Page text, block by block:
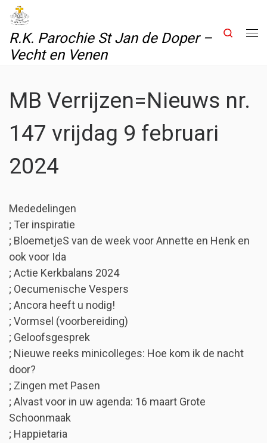
Skip to content
R.K. Parochie St Jan de Doper –
Vecht en Venen
Search
MB Verrijzen=Nieuws nr.
147 vrijdag 9 februari
2024
Mededelingen
; Ter inspiratie
; BloemetjeS van de week voor Annette en Henk en
ook voor Ida
; Actie Kerkbalans 2024
; Oecumenische Vespers
; Ancora heeft u nodig!
; Vormsel (voorbereiding)
; Geloofsgesprek
; Nieuwe reeks minicolleges: Hoe kom ik de nacht
door?
; Zingen met Pasen
; Alvast voor in uw agenda: 16 maart Grote
Schoonmaak
; Happietaria